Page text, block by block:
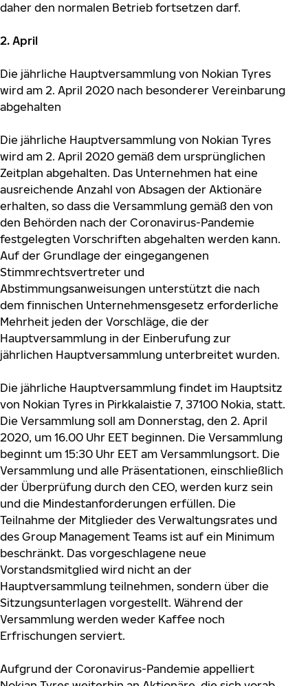
daher den normalen Betrieb fortsetzen darf.
2. April
Die jährliche Hauptversammlung von Nokian Tyres
wird am 2. April 2020 nach besonderer Vereinbarung
abgehalten
Die jährliche Hauptversammlung von Nokian Tyres
wird am 2. April 2020 gemäß dem ursprünglichen
Zeitplan abgehalten. Das Unternehmen hat eine
ausreichende Anzahl von Absagen der Aktionäre
erhalten, so dass die Versammlung gemäß den von
den Behörden nach der Coronavirus-Pandemie
festgelegten Vorschriften abgehalten werden kann.
Auf der Grundlage der eingegangenen
Stimmrechtsvertreter und
Abstimmungsanweisungen unterstützt die nach
dem finnischen Unternehmensgesetz erforderliche
Mehrheit jeden der Vorschläge, die der
Hauptversammlung in der Einberufung zur
jährlichen Hauptversammlung unterbreitet wurden.
Die jährliche Hauptversammlung findet im Hauptsitz
von Nokian Tyres in Pirkkalaistie 7, 37100 Nokia, statt.
Die Versammlung soll am Donnerstag, den 2. April
2020, um 16.00 Uhr EET beginnen. Die Versammlung
beginnt um 15:30 Uhr EET am Versammlungsort. Die
Versammlung und alle Präsentationen, einschließlich
der Überprüfung durch den CEO, werden kurz sein
und die Mindestanforderungen erfüllen. Die
Teilnahme der Mitglieder des Verwaltungsrates und
des Group Management Teams ist auf ein Minimum
beschränkt. Das vorgeschlagene neue
Vorstandsmitglied wird nicht an der
Hauptversammlung teilnehmen, sondern über die
Sitzungsunterlagen vorgestellt. Während der
Versammlung werden weder Kaffee noch
Erfrischungen serviert.
Aufgrund der Coronavirus-Pandemie appelliert